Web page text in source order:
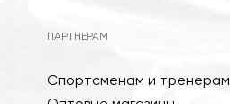
ПАРТНЕРАМ
Спортсменам и тренерам